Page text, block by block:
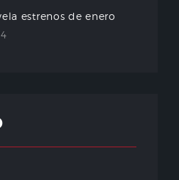
estrenos de enero